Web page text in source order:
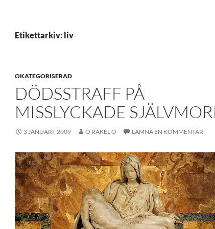
Etikettarkiv: liv
OKATEGORISERAD
DÖDSSTRAFF PÅ
MISSLYCKADE
3 JANUARI, 2009 O RAKEL O LÄMNA EN KOMMENTAR